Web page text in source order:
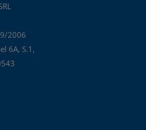
2006
6A, S.1,